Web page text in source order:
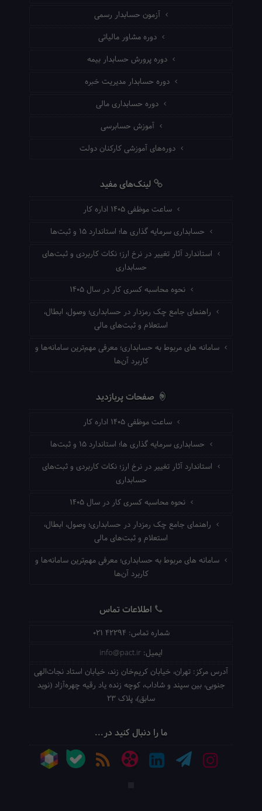
آزمون حسابدار رسمی
دوره مشاور مالیاتی
دوره پرورش حسابدار بیمه
دوره حسابدار مدیریت خبره
دوره حسابداری مالی
آموزش حسابرسی
دوره‌های آموزشی کارکنان دولت
لینک‌های مفید
ساعت موظفی ۱۴۰۵ اداره کار
حسابداری سرمایه گذاری ها؛ استاندارد ۱۵ و ثبت‌ها
استاندارد آثار تغییر در نرخ ارز؛ نکات کاربردی و ثبت‌های
حسابداری
نحوه محاسبه کسری کار در سال ۱۴۰۵
راهنمای جامع چک رمزدار در حسابداری؛ وصول، ابطال،
استعلام و ثبت‌های مالی
سامانه های مربوط به حسابداری؛ معرفی مهم‌ترین سامانه‌ها و
کاربرد آن‌ها
صفحات پربازدید
ساعت موظفی ۱۴۰۵ اداره کار
حسابداری سرمایه گذاری ها؛ استاندارد ۱۵ و ثبت‌ها
استاندارد آثار تغییر در نرخ ارز؛ نکات کاربردی و ثبت‌های
حسابداری
نحوه محاسبه کسری کار در سال ۱۴۰۵
راهنمای جامع چک رمزدار در حسابداری؛ وصول، ابطال،
استعلام و ثبت‌های مالی
سامانه های مربوط به حسابداری؛ معرفی مهم‌ترین سامانه‌ها و
کاربرد آن‌ها
اطلاعات تماس
شماره تماس: 021 42294
ایمیل: info@pact.ir
آدرس مرکز: تهران، خیابان کریم‌خان زند، خیابان استاد نجات‌الهی
جنوبی، بین سپند و شاداب، کوچه زنده یاد رقیه چهره‌آزاد (نوید
سابق)، پلاک 23
ما را دنبال کنید در...